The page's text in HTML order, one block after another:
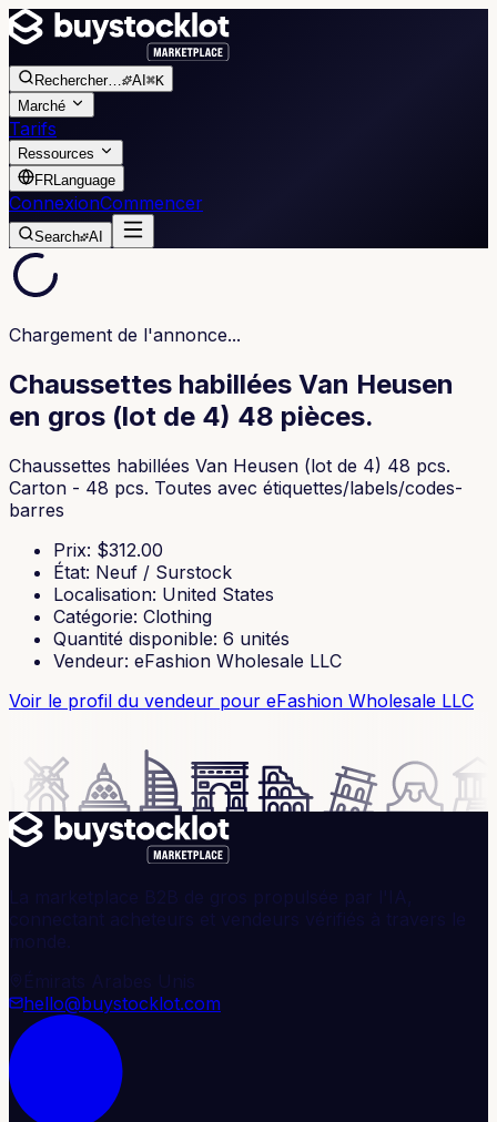
Rechercher… AI ⌘K
Marché
Tarifs
Ressources
FRLanguage
ConnexionCommencer
Search AI
Chargement de l'annonce...
Chaussettes habillées Van Heusen
en gros (lot de 4) 48 pièces.
Chaussettes habillées Van Heusen (lot de 4) 48 pcs.
Carton - 48 pcs. Toutes avec étiquettes/labels/codes-
barres
Prix: $312.00
État: Neuf / Surstock
Localisation: United States
Catégorie: Clothing
Quantité disponible: 6 unités
Vendeur: eFashion Wholesale LLC
Voir le profil du vendeur pour eFashion Wholesale LLC
La marketplace B2B de gros propulsée par l'IA,
connectant acheteurs et vendeurs vérifiés à travers le
monde.
Émirats Arabes Unis
hello@buystocklot.com